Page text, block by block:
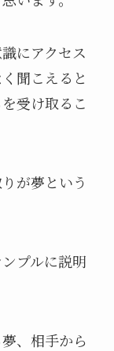
にアクセス
聞こえると
受け取るこ
が夢という
プルに説明
、相手から